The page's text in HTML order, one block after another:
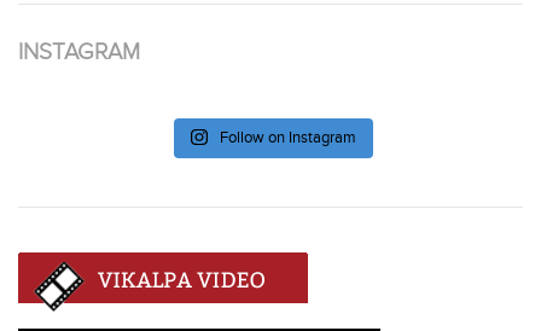
INSTAGRAM
Follow on Instagram